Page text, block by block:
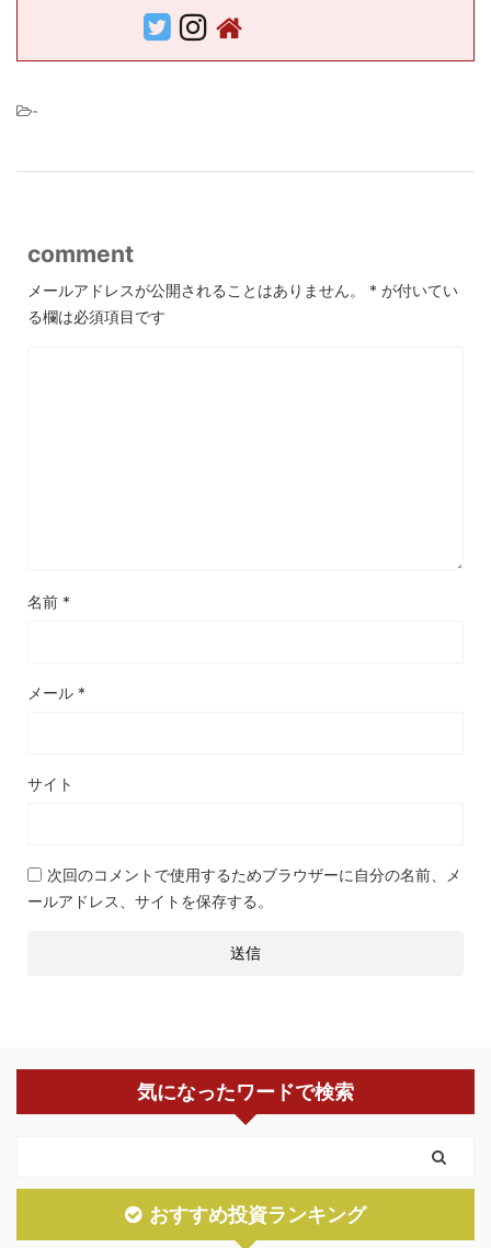
-
comment
メールアドレスが公開されることはありません。 * が付いてい
る欄は必須項目です
名前 *
メール *
サイト
次回のコメントで使用するためブラウザーに自分の名前、メ
ールアドレス、サイトを保存する。
気になったワードで検索
おすすめ投資ランキング